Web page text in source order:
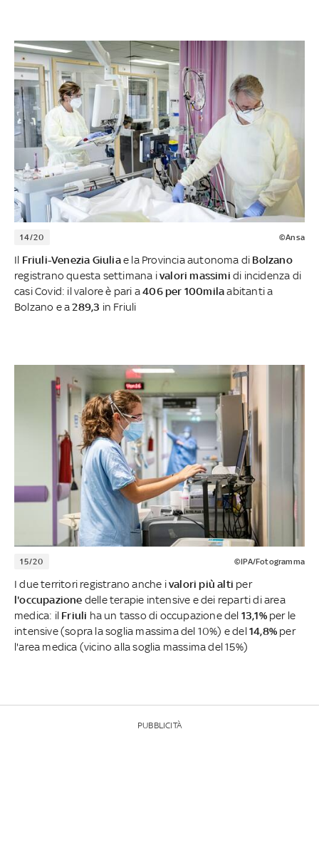
14/20 ©Ansa
Il Friuli-Venezia Giuliae la Provincia autonoma di Bolzano
registrano questa settimana ivalori massimi di incidenza di
casi Covid: il valore è pari a406 per 100milaabitanti a
Bolzano e a289,3 in Friuli
15/20 ©IPA/Fotogramma
I due territori registrano anche ivalori più alti per
l'occupazione delle terapie intensive e dei reparti di area
medica: il Friuli ha un tasso di occupazione del 13,1%per le
intensive (sopra la soglia massima del 10%) e del14,8% per
l'area medica (vicino alla soglia massima del 15%)
PUBBLICITÀ